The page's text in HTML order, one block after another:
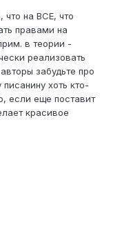
что на ВСЕ, что
правами на
в теории -
реализовать
забудьте про
хоть кто-
если еще поставит
красивое